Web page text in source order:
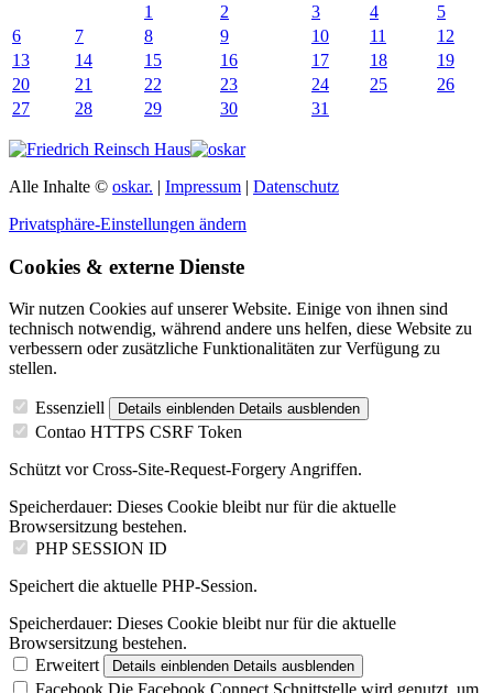
1
2 3 4
5
6
7 8 9 10 11
12
13
14 15 16 17 18
19
20
21 22 23 24 25
26
27
28 29 30 31
Alle Inhalte © oskar. | Impressum | Datenschutz
Privatsphäre-Einstellungen ändern
Cookies & externe Dienste
Wir nutzen Cookies auf unserer Website. Einige von ihnen sind
technisch notwendig, während andere uns helfen, diese Website zu
verbessern oder zusätzliche Funktionalitäten zur Verfügung zu
stellen.
Essenziell Details einblenden Details ausblenden
Contao HTTPS CSRF Token
Schützt vor Cross-Site-Request-Forgery Angriffen.
Speicherdauer: Dieses Cookie bleibt nur für die aktuelle
Browsersitzung bestehen.
PHP SESSION ID
Speichert die aktuelle PHP-Session.
Speicherdauer: Dieses Cookie bleibt nur für die aktuelle
Browsersitzung bestehen.
Erweitert
Details einblenden Details ausblenden